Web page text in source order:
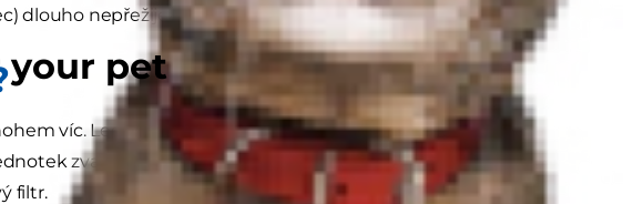
your pet
dlouho nepřežije.
víc. Ledviny jsou životně důležité, protože z
zvaných nefrony. Součástí ledvinového
filtr.